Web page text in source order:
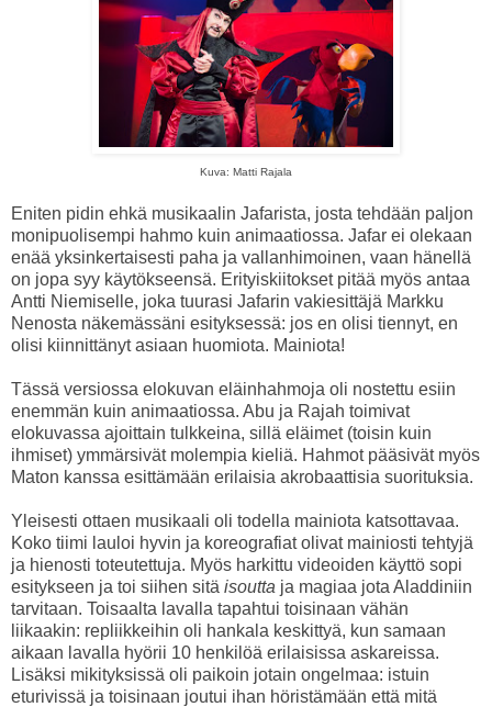
Kuva: Matti Rajala
Eniten pidin ehkä musikaalin Jafarista, josta tehdään paljon
monipuolisempi hahmo kuin animaatiossa. Jafar ei olekaan
enää yksinkertaisesti paha ja vallanhimoinen, vaan hänellä
on jopa syy käytökseensä. Erityiskiitokset pitää myös antaa
Antti Niemiselle, joka tuurasi Jafarin vakiesittäjä Markku
Nenosta näkemässäni esityksessä: jos en olisi tiennyt, en
olisi kiinnittänyt asiaan huomiota. Mainiota!
Tässä versiossa elokuvan eläinhahmoja oli nostettu esiin
enemmän kuin animaatiossa. Abu ja Rajah toimivat
elokuvassa ajoittain tulkkeina, sillä eläimet (toisin kuin
ihmiset) ymmärsivät molempia kieliä. Hahmot pääsivät myös
Maton kanssa esittämään erilaisia akrobaattisia suorituksia.
Yleisesti ottaen musikaali oli todella mainiota katsottavaa.
Koko tiimi lauloi hyvin ja koreografiat olivat mainiosti tehtyjä
ja hienosti toteutettuja. Myös harkittu videoiden käyttö sopi
esitykseen ja toi siihen sitä isoutta ja magiaa jota Aladdiniin
tarvitaan. Toisaalta lavalla tapahtui toisinaan vähän
liikaakin: repliikkeihin oli hankala keskittyä, kun samaan
aikaan lavalla hyörii 10 henkilöä erilaisissa askareissa.
Lisäksi mikityksissä oli paikoin jotain ongelmaa: istuin
eturivissä ja toisinaan joutui ihan höristämään että mitä